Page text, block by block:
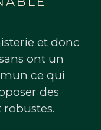
et donc
ont un
ce qui
des